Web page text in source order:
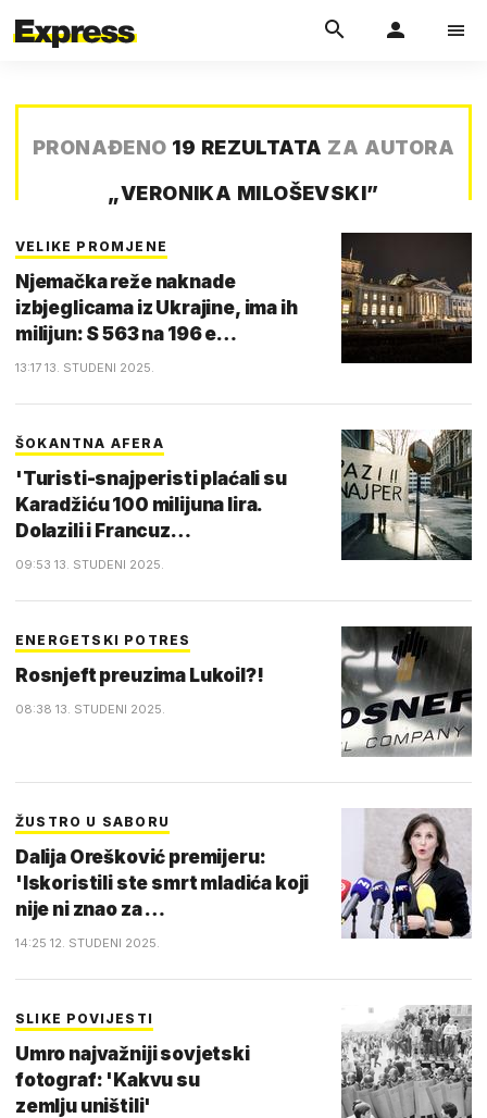
PRONAĐENO 19 REZULTATA ZA AUTORA
„VERONIKA MILOŠEVSKI”
VELIKE PROMJENE
Njemačka reže naknade
izbjeglicama iz Ukrajine, ima ih
milijun: S 563 na 196 e…
13:17 13. STUDENI 2025.
ŠOKANTNA AFERA
'Turisti-snajperisti plaćali su
Karadžiću 100 milijuna lira.
Dolazili i Francuz…
09:53 13. STUDENI 2025.
ENERGETSKI POTRES
Rosnjeft preuzima Lukoil?!
08:38 13. STUDENI 2025.
ŽUSTRO U SABORU
Dalija Orešković premijeru:
'Iskoristili ste smrt mladića koji
nije ni znao za …
14:25 12. STUDENI 2025.
SLIKE POVIJESTI
Umro najvažniji sovjetski
fotograf: 'Kakvu su
zemlju uništili'